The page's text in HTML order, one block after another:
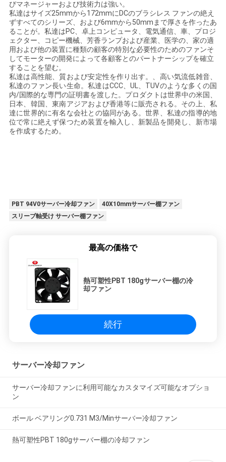
引
用
を
要
求
し
地
PRIVACY
POLICY
びマネージャーおよび技術力は強い。
私達はサイズ25mmから172mmにDCのブラシレス ファンの絶え
ずすべてのシリーズ、および6mmから50mmまで厚さを作ったあ
ることが。私達はPC、卓上コンピュータ、電気通信、車、プロジ
ェクター、コピー機械、芳香ランプおよび産業、医学の、家の適
用および他の装置に種類の顧客の特別な必要性のためのファンそ
してモーターの開発によって各顧客とのパートナーシップを確立
することを望む。
私達は高性能、質および安定性を作り出す。、高い気流低雑音、
私達のファン長い生命。私達はCCC、UL、TUVのような多くの国
内/国際的な専門の証明書を渡した。プロダクトは世界中の米国、
日本、韓国、東南アジアおよび香港等に販売される。その上、私
達に世界的に有名な会社との協同がある。世界、私達の指導的地
位で常に絶えず保つため装置を輸入し、新製品を開発し、新市場
を作成するため。
PBT 94V0サーバー冷却ファン
40X10mmサーバー棚ファン
スリーブ軸受け サーバー棚ファン
最高の価格で
熱可塑性PBT 180gサーバー棚の冷
却ファン
続行
サーバー冷却ファン
サーバー冷却ファンに利用可能なカスタマイズ可能なオプショ
ン
ボール ベアリング0.731 M3/Minサーバー冷却ファン
熱可塑性PBT 180gサーバー棚の冷却ファン